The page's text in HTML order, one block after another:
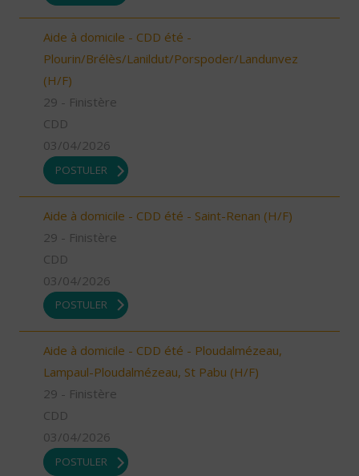
Aide à domicile - CDD été -
Plourin/Brélès/Lanildut/Porspoder/Landunvez
(H/F)
29 - Finistère
CDD
03/04/2026
POSTULER
Aide à domicile - CDD été - Saint-Renan (H/F)
29 - Finistère
CDD
03/04/2026
POSTULER
Aide à domicile - CDD été - Ploudalmézeau,
Lampaul-Ploudalmézeau, St Pabu (H/F)
29 - Finistère
CDD
03/04/2026
POSTULER